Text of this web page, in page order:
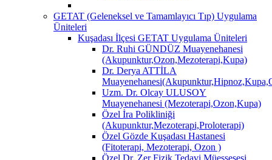
GETAT (Geleneksel ve Tamamlayıcı Tıp) Uygulama
Üniteleri
Kuşadası İlçesi GETAT Uygulama Üniteleri
Dr. Ruhi GÜNDÜZ Muayenehanesi
(Akupunktur,Ozon,Mezoterapi,Kupa)
Dr. Derya ATTİLA
Uzm. Dr. Olcay ULUSOY
Muayenehanesi (Mezoterapi,Ozon,Kupa)
Özel İra Polikliniği
(Akupunktur,Mezoterapi,Proloterapi)
Özel Gözde Kuşadası Hastanesi
(Fitoterapi, Mezoterapi, Ozon )
Özel Dr. Zer Fizik Tedavi Müessesesi